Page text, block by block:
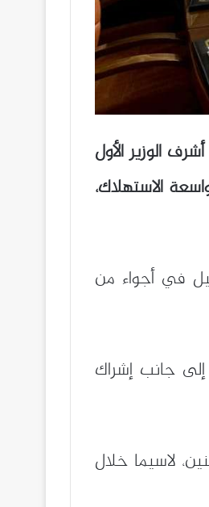
خلال اجتماع مجلس الوزراء المنعقد الثلاثاء 10 فبراير 2026، أشرف الوزير الأول
واسعة الاستهلاك،
في أجواء من
جانب إشراك
لاسيما خلال